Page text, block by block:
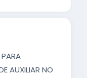
AUXILIAR NO